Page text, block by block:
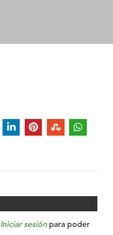
Iniciar sesión para poder